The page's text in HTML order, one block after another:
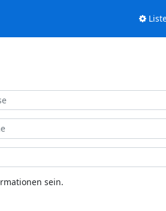
sein.